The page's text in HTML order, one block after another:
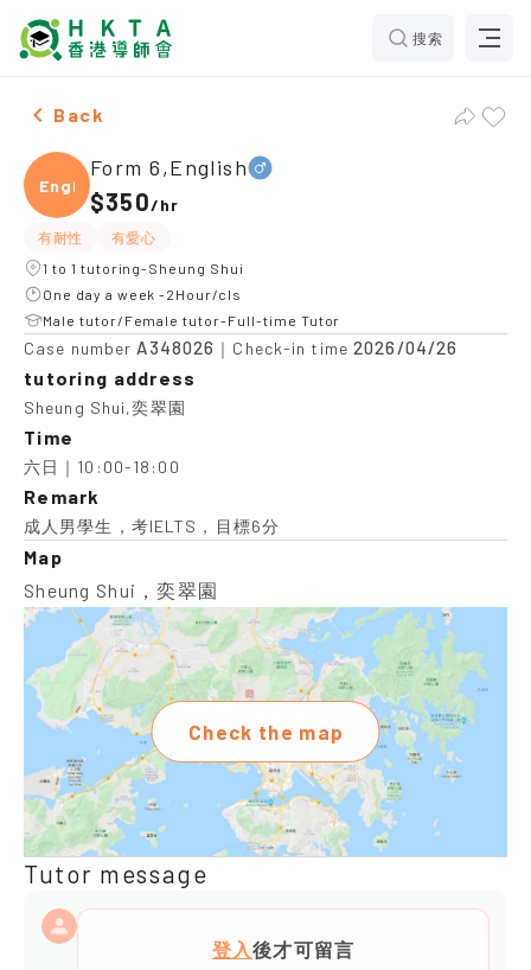
搜索
Male Form 6,English，Sheung Shui Tuition
Back
Engli
Form 6,English
$350/hr
有耐性
有愛心
1 to 1 tutoring-Sheung Shui
One day a week -2Hour/cls
Male tutor/Female tutor-Full-time Tutor
Case number A348026 ｜Check-in time2026/04/26
tutoring address
Sheung Shui,奕翠園
Time
六日｜10:00-18:00
Remark
成人男學生，考IELTS，目標6分
Map
Sheung Shui，奕翠園
Check the map
Tutor message
登入後才可留言